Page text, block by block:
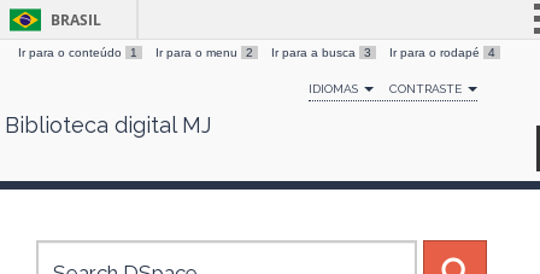
Skip
BRASIL
Simplifique!
Comunica BR
Canais
Ir para o conteúdo 1 Ir para o menu 2 Ir para a busca 3 Ir para o rodapé 4
IDIOMAS CONTRASTE
Biblioteca digital MJ